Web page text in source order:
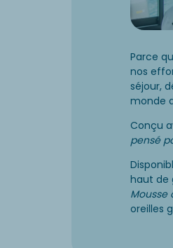
Parce
nos
séjour,
monde
Conçu
pensé
haut de
Mousse
oreilles